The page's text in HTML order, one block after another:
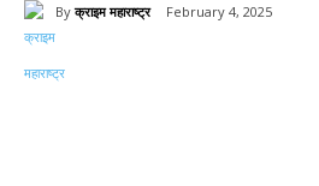
By क्राइम महाराष्ट्र February 4, 2025